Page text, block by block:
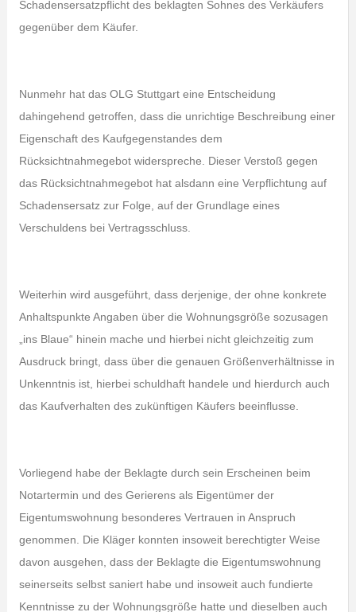
Schadensersatzpflicht des beklagten Sohnes des Verkäufers
gegenüber dem Käufer.
Nunmehr hat das OLG Stuttgart eine Entscheidung
dahingehend getroffen, dass die unrichtige Beschreibung einer
Eigenschaft des Kaufgegenstandes dem
Rücksichtnahmegebot widerspreche. Dieser Verstoß gegen
das Rücksichtnahmegebot hat alsdann eine Verpflichtung auf
Schadensersatz zur Folge, auf der Grundlage eines
Verschuldens bei Vertragsschluss.
Weiterhin wird ausgeführt, dass derjenige, der ohne konkrete
Anhaltspunkte Angaben über die Wohnungsgröße sozusagen
„ins Blaue“ hinein mache und hierbei nicht gleichzeitig zum
Ausdruck bringt, dass über die genauen Größenverhältnisse in
Unkenntnis ist, hierbei schuldhaft handele und hierdurch auch
das Kaufverhalten des zukünftigen Käufers beeinflusse.
Vorliegend habe der Beklagte durch sein Erscheinen beim
Notartermin und des Gerierens als Eigentümer der
Eigentumswohnung besonderes Vertrauen in Anspruch
genommen. Die Kläger konnten insoweit berechtigter Weise
davon ausgehen, dass der Beklagte die Eigentumswohnung
seinerseits selbst saniert habe und insoweit auch fundierte
Kenntnisse zu der Wohnungsgröße hatte und dieselben auch